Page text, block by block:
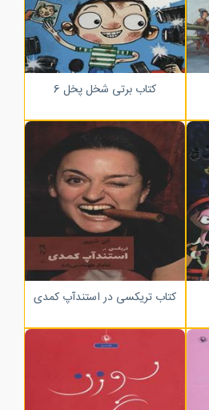
کتاب برتی شخل پخل 6
کتاب تریکسی در استندآپ کمدی